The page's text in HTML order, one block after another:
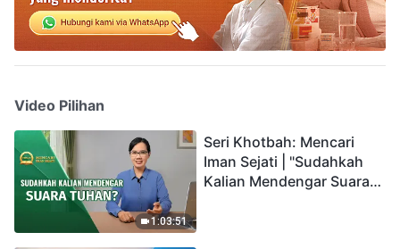
Video Pilihan
1:03:51
Seri Khotbah: Mencari
Iman Sejati | "Sudahkah
Kalian Mendengar Suara